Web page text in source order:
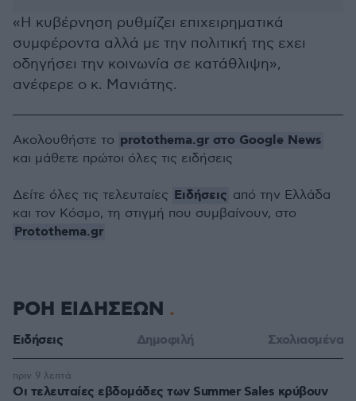
«Η κυβέρνηση ρυθμίζει επιχειρηματικά
συμφέροντα αλλά με την πολιτική της εχει
οδηγήσει την κοινωνία σε κατάθλιψη»,
ανέφερε ο κ. Μανιάτης.
Ακολουθήστε το protothema.gr στο Google News
και μάθετε πρώτοι όλες τις ειδήσεις
Δείτε όλες τις τελευταίες Ειδήσεις από την Ελλάδα
και τον Κόσμο, τη στιγμή που συμβαίνουν, στο
Protothema.gr
ΡΟΗ ΕΙΔΗΣΕΩΝ
Ειδήσεις Δημοφιλή Σχολιασμένα
Οι τελευταίες εβδομάδες των Summer Sales κρύβουν
πριν 9 λεπτά